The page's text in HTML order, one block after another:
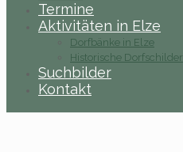
Termine
Aktivitäten in Elze
Dorfbänke in Elze
Historische Dorfschilder
Suchbilder
Kontakt